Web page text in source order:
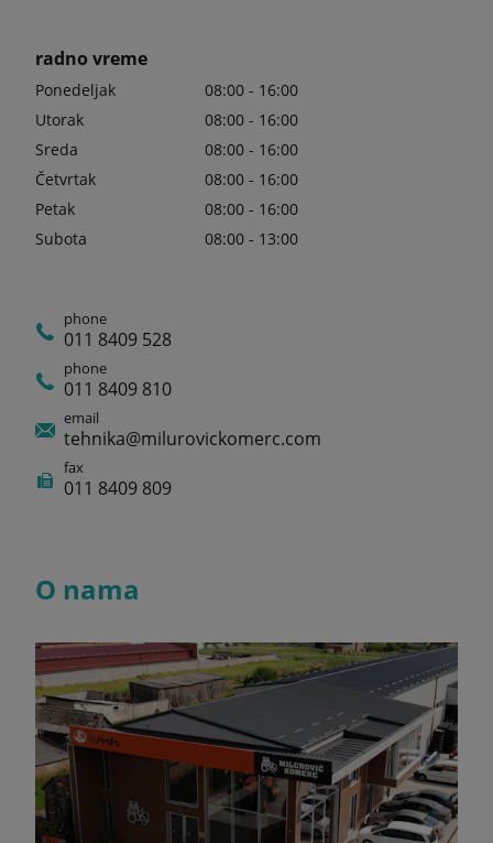
radno vreme
Ponedeljak
08:00 - 16:00
Utorak
08:00 - 16:00
Sreda
08:00 - 16:00
Četvrtak
08:00 - 16:00
Petak
08:00 - 16:00
Subota
08:00 - 13:00
phone
011 8409 528
phone
011 8409 810
email
tehnika@milurovickomerc.com
fax
011 8409 809
O nama